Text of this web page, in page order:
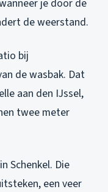
je door de
de weerstand.
bij
de wasbak. Dat
aan den IJssel,
twee meter
Schenkel. Die
een veer